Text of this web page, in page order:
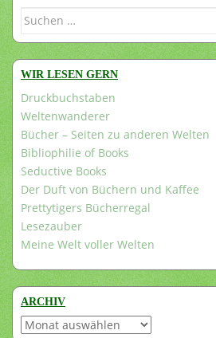
Suchen
WIR LESEN GERN
Druckbuchstaben
Weltenwanderer
Bücher – Seiten zu anderen Welten
Bibliophilie of Books
Seductive Books
Der Duft von Büchern und Kaffee
Prettytigers Bücherregal
Lesezauber
Meine Welt voller Welten
ARCHIV
Archiv